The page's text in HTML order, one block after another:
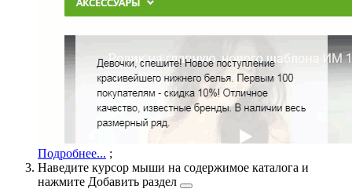
Подробнее... ;
Наведите курсор мыши на содержимое каталога и
нажмите Добавить раздел